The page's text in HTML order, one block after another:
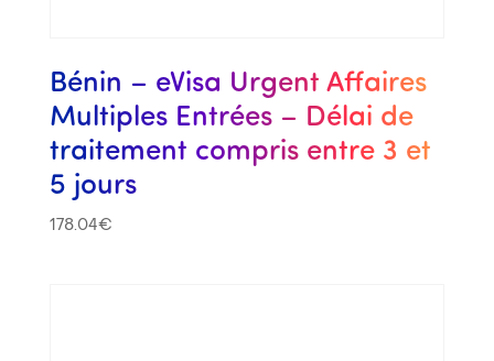
Bénin – eVisa Urgent Affaires
Multiples Entrées – Délai de
traitement compris entre 3 et
5 jours
178.04€